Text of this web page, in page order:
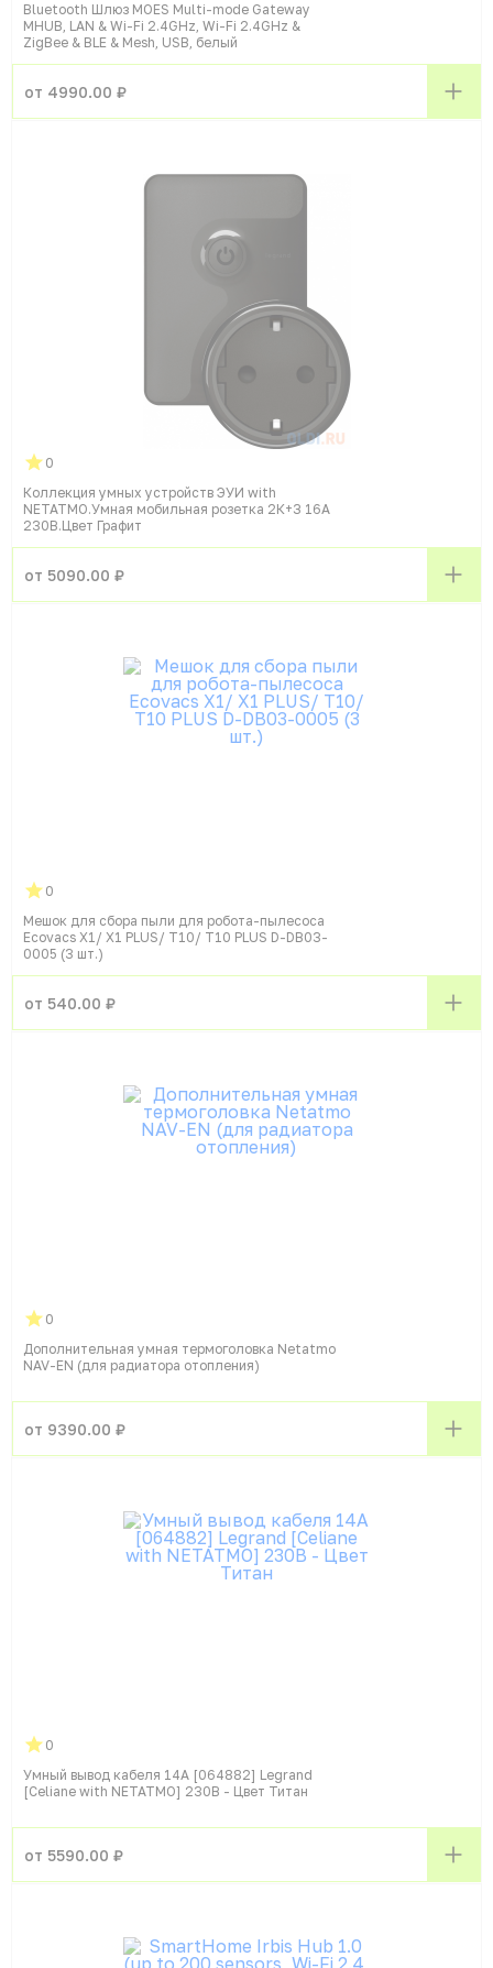
Bluetooth Шлюз MOES Multi-mode Gateway
MHUB, LAN & Wi-Fi 2.4GHz, Wi-Fi 2.4GHz &
ZigBee & BLE & Mesh, USB, белый
от 4990.00 ₽
0
Коллекция умных устройств ЭУИ with
NETATMO.Умная мобильная розетка 2К+З 16А
230В.Цвет Графит
от 5090.00 ₽
0
Мешок для сбора пыли для робота-пылесоса
Ecovacs X1/ X1 PLUS/ T10/ T10 PLUS D-DB03-
0005 (3 шт.)
от 540.00 ₽
0
Дополнительная умная термоголовка Netatmo
NAV-EN (для радиатора отопления)
от 9390.00 ₽
0
Умный вывод кабеля 14А [064882] Legrand
[Celiane with NETATMO] 230В - Цвет Титан
от 5590.00 ₽